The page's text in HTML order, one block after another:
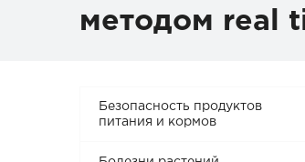
методом real
Безопасность продуктов
питания и кормов